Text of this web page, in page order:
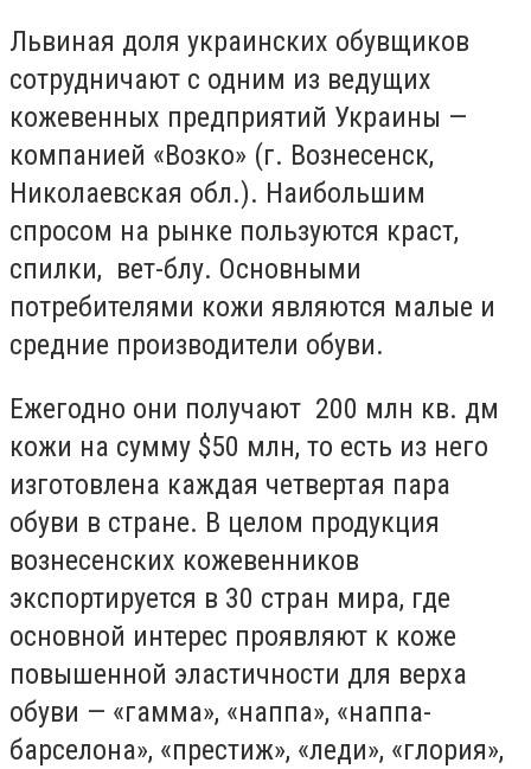
Львиная доля украинских обувщиков
сотрудничают с одним из ведущих
кожевенных предприятий Украины —
компанией «Возко» (г. Вознесенск,
Николаевская обл.). Наибольшим
спросом на рынке пользуются краст,
спилки, вет-блу. Основными
потребителями кожи являются малые и
средние производители обуви.
Ежегодно они получают 200 млн кв. дм
кожи на сумму $50 млн, то есть из него
изготовлена каждая четвертая пара
обуви в стране. В целом продукция
вознесенских кожевенников
экспортируется в 30 стран мира, где
основной интерес проявляют к коже
повышенной эластичности для верха
обуви — «гамма», «наппа», «наппа-
барселона», «престиж», «леди», «глория»,